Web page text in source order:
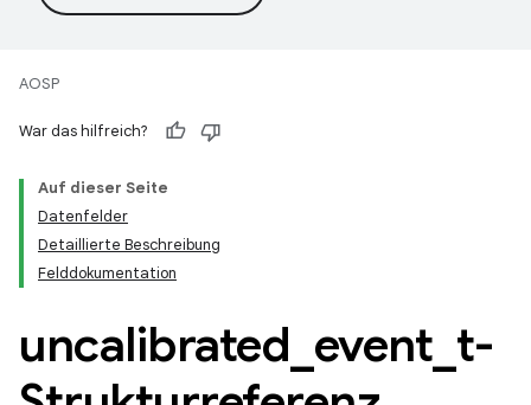
AOSP
War das hilfreich?
Auf dieser Seite
Datenfelder
Detaillierte Beschreibung
Felddokumentation
uncalibrated event t-